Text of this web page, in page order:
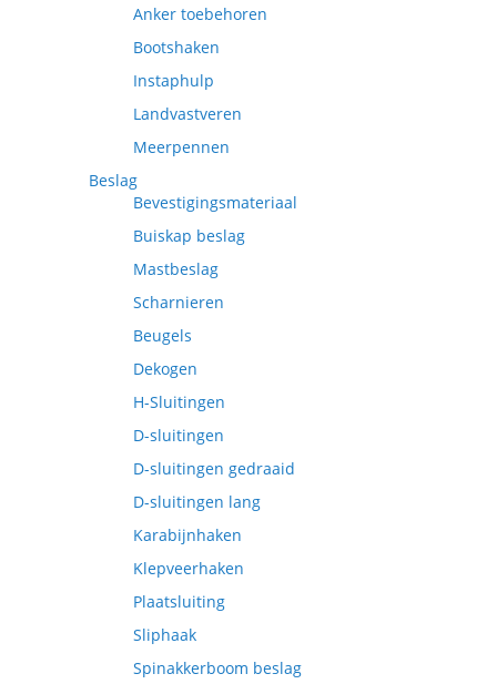
Anker toebehoren
Bootshaken
Instaphulp
Landvastveren
Meerpennen
Beslag
Bevestigingsmateriaal
Buiskap beslag
Mastbeslag
Scharnieren
Beugels
Dekogen
H-Sluitingen
D-sluitingen
D-sluitingen gedraaid
D-sluitingen lang
Karabijnhaken
Klepveerhaken
Plaatsluiting
Sliphaak
Spinakkerboom beslag